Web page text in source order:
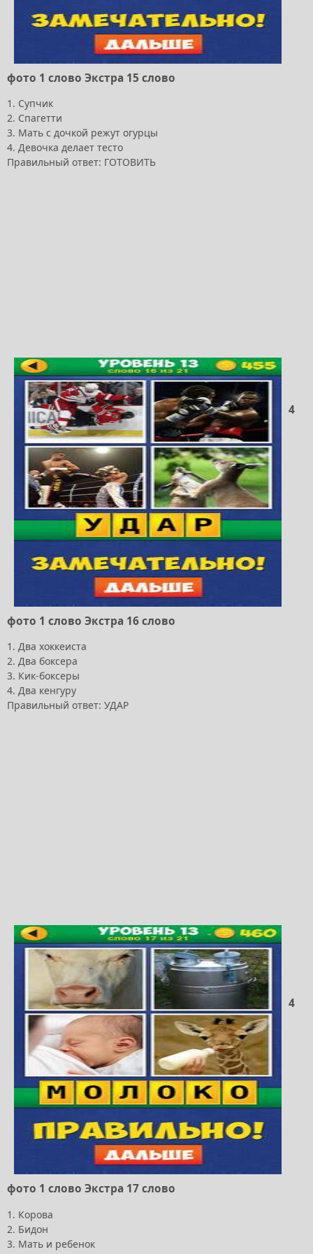
фото 1 слово Экстра 15 слово
1. Супчик
2. Спагетти
3. Мать с дочкой режут огурцы
4. Девочка делает тесто
Правильный ответ: ГОТОВИТЬ
4
фото 1 слово Экстра 16 слово
1. Два хоккеиста
2. Два боксера
3. Кик-боксеры
4. Два кенгуру
Правильный ответ: УДАР
4
фото 1 слово Экстра 17 слово
1. Корова
2. Бидон
3. Мать и ребенок